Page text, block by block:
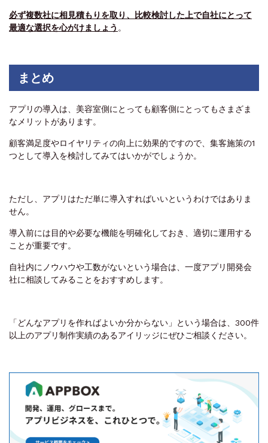
必ず複数社に相見積もりを取り、比較検討した上で自社にとって
最適な選択を心がけましょう 。
まとめ
アプリの導入は、美容室側にとっても顧客側にとってもさまざま
なメリットがあります。
顧客満足度やロイヤリティの向上に効果的ですので、集客施策の1
つとして導入を検討してみてはいかがでしょうか。
ただし、アプリはただ単に導入すればいいというわけではありま
せん。
導入前には目的や必要な機能を明確化しておき、適切に運用する
ことが重要です。
自社内にノウハウや工数がないという場合は、一度アプリ開発会
社に相談してみることをおすすめします。
「どんなアプリを作ればよいか分からない」という場合は、300件
以上のアプリ制作実績のあるアイリッジにぜひご相談ください。